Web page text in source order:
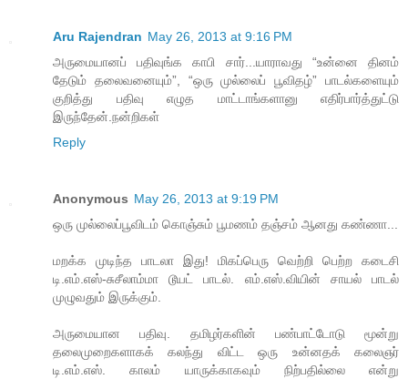
Aru Rajendran May 26, 2013 at 9:16 PM
அருமையானப் பதிவுங்க காபி சார்...யாராவது “உன்னை தினம்
தேடும் தலைவனையும்”, “ஒரு முல்லைப் பூவிதழ்” பாடல்களையும்
குறித்து பதிவு எழுத மாட்டாங்களானு எதிர்பார்த்துட்டு
இருந்தேன்.நன்றிகள்
Reply
Anonymous May 26, 2013 at 9:19 PM
ஒரு முல்லைப்பூவிடம் கொஞ்சும் பூமணம் தஞ்சம் ஆனது கண்ணா...
மறக்க முடிந்த பாடலா இது! மிகப்பெரு வெற்றி பெற்ற கடைசி
டி.எம்.எஸ்-சுசீலாம்மா டூயட் பாடல். எம்.எஸ்.வியின் சாயல் பாடல்
முழுவதும் இருக்கும்.
அருமையான பதிவு. தமிழர்களின் பண்பாட்டோடு மூன்று
தலைமுறைகளாகக் கலந்து விட்ட ஒரு உன்னதக் கலைஞர்
டி.எம்.எஸ். காலம் யாருக்காகவும் நிற்பதில்லை என்று